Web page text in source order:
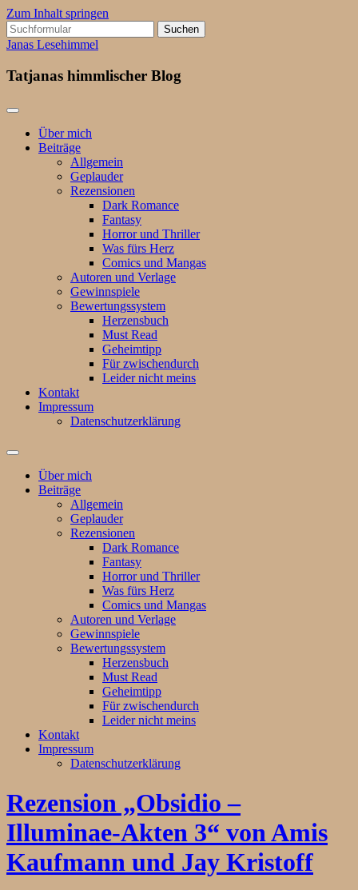
Zum Inhalt springen
Suchen
nach:
Janas Lesehimmel
Tatjanas himmlischer Blog
Über mich
Beiträge
Allgemein
Geplauder
Rezensionen
Dark Romance
Fantasy
Horror und Thriller
Was fürs Herz
Comics und Mangas
Autoren und Verlage
Gewinnspiele
Bewertungssystem
Herzensbuch
Must Read
Geheimtipp
Für zwischendurch
Leider nicht meins
Kontakt
Impressum
Datenschutzerklärung
Suchfeld
ein-/ausblenden
Über mich
Beiträge
Allgemein
Geplauder
Rezensionen
Dark Romance
Fantasy
Horror und Thriller
Was fürs Herz
Comics und Mangas
Autoren und Verlage
Gewinnspiele
Bewertungssystem
Herzensbuch
Must Read
Geheimtipp
Für zwischendurch
Leider nicht meins
Kontakt
Impressum
Datenschutzerklärung
Rezension „Obsidio –
Illuminae-Akten 3“ von Amis
Kaufmann und Jay Kristoff